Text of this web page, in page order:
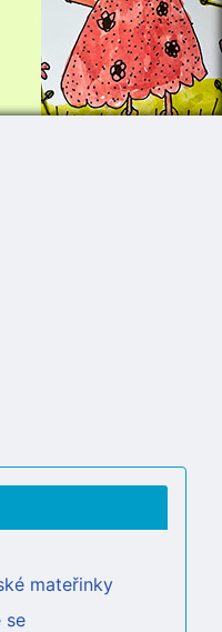
mateřinky
se